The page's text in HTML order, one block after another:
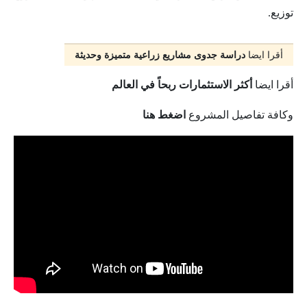
توزيع.
أقرا ايضا دراسة جدوى مشاريع زراعية متميزة وحديثة
أقرا ايضا أكثر الاستثمارات ربحاً في العالم
وكافة تفاصيل المشروع اضغط هنا